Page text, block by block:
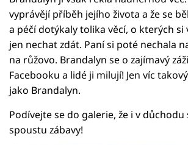
vyprávějí příběh jejího života a že se
a péčí dotýkaly tolika věcí, o kterých si
jen nechat zdát. Paní si poté nechala
na růžovo. Brandalyn se o zajímavý
Facebooku a lidé ji milují! Jen víc
jako Brandalyn.
Podívejte se do galerie, že i v
spoustu zábavy!